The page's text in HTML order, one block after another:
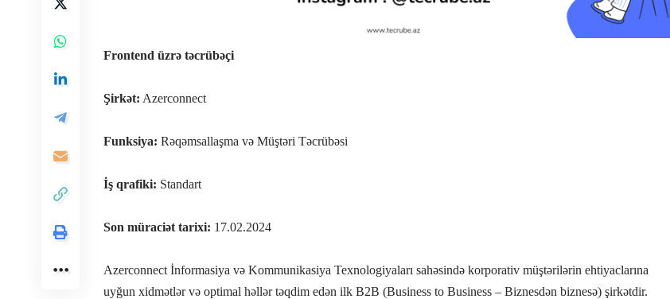
Frontend üzrə təcrübəçi
Şirkət: Azerconnect
Funksiya: Rəqəmsallaşma və Müştəri Təcrübəsi
İş qrafiki: Standart
Son müraciət tarixi: 17.02.2024
Azerconnect İnformasiya və Kommunikasiya Texnologiyaları sahəsində korporativ müştərilərin ehtiyaclarına
uyğun xidmətlər və optimal həllər təqdim edən ilk B2B (Business to Business – Biznesdən biznesə) şirkətdir.